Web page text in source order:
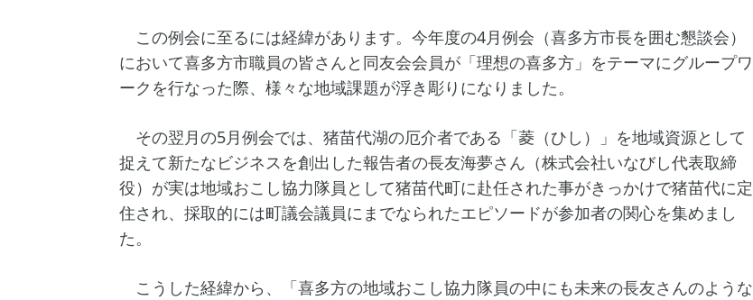
この例会に至るには経緯があります。今年度の4月例会（喜多方市長を囲む懇談会）
において喜多方市職員の皆さんと同友会会員が「理想の喜多方」をテーマにグループワ
ークを行なった際、様々な地域課題が浮き彫りになりました。
その翌月の5月例会では、猪苗代湖の厄介者である「菱（ひし）」を地域資源として
捉えて新たなビジネスを創出した報告者の長友海夢さん（株式会社いなびし代表取締
役）が実は地域おこし協力隊員として猪苗代町に赴任された事がきっかけで猪苗代に定
住され、採取的には町議会議員にまでなられたエピソードが参加者の関心を集めまし
た。
こうした経緯から、「喜多方の地域おこし協力隊員の中にも未来の長友さんのような